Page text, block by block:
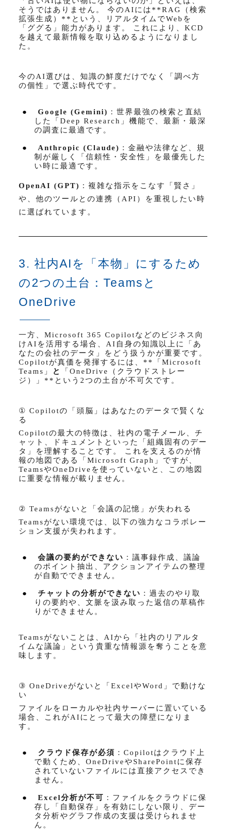
そうではありません。 今のAIには **RAG
（検索
拡張生成） ** という、リアルタイムでWeb を
「ググる」能力があります。 これにより、 KCD
を越えて最新情報を取り込めるようになりまし
た。
今のAI選びは、知識の鮮度だけでなく「調べ方
の個性」で選ぶ時代です。
● Google (Gemini) ：世界最強の検索と直結
した「 Deep Research 」機能で、最新・最深
の調査に最適です。
● Anthropic (Claude) ：金融や法律など、規
制が厳しく「信頼性・安全性」を最優先した
い時に最適です。
OpenAI (GPT) ：複雑な指示をこなす「賢さ」
や、他のツールとの連携（ API ）を重視したい時
に選ばれています。
3. 社内AIを「本物」にするため
の2つの土台：Teamsと
OneDrive
一方、 Microsoft 365 Copilotなどのビジネス向
け AI を活用する場合、 AI 自身の知識以上に「あ
なたの会社のデータ」をどう扱うかが重要です。
Copilotが真価を発揮するには、 ** 「 Microsoft
Teams 」 と 「 OneDrive
（クラウドストレー
ジ）」 ** という 2つの土台が不可欠です。
① Copilotの「頭脳」はあなたのデータで賢くな
る
Copilotの最大の特徴は、社内の電子メール、チ
ャット、ドキュメントといった「組織固有のデー
タ」を理解することです。 これを支えるのが情
報の地図である「 Microsoft Graph 」ですが、
TeamsやOneDrive を使っていないと、この地図
に重要な情報が載りません。
② Teamsがないと「会議の記憶」が失われる
Teamsがない環境では、以下の強力なコラボレー
ション支援が失われます。
● 会議の要約ができない ：議事録作成、議論
のポイント抽出、アクションアイテムの整理
が自動でできません。
● チャットの分析ができない ：過去のやり取
りの要約や、文脈を汲み取った返信の草稿作
りができません。
Teamsがないことは、 AIから「社内のリアルタ
イムな議論」という貴重な情報源を奪うことを意
味します。
③ OneDrive がないと「 ExcelやWord 」で動けな
い
ファイルをローカルや社内サーバーに置いている
場合、これがAIにとって最大の障壁になりま
す。
● クラウド保存が必須 ： Copilotはクラウド上
で動くため、 OneDriveやSharePointに保存
されていないファイルには直接アクセスでき
ません。
● Excel分析が不可 ：ファイルをクラウドに保
存し「自動保存」を有効にしない限り、デー
タ分析やグラフ作成の支援は受けられませ
ん。